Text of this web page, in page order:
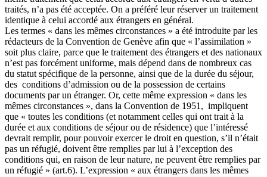
traités, n’a pas été acceptée. On a préféré leur réserver un traitement
identique à celui accordé aux étrangers en général.
Les termes « dans les mêmes circonstances » a été introduite par les
rédacteurs de la Convention de Genève afin que « l’assimilation »
soit plus claire, parce que le traitement des étrangers et des nationaux
n’est pas forcément uniforme, mais dépend dans de nombreux cas
du statut spécifique de la personne, ainsi que de la durée du séjour,
des conditions d’admission ou de la possession de certains
documents par un étranger. Or, cette même expression « dans les
mêmes circonstances », dans la Convention de 1951, impliquent
que « toutes les conditions (et notamment celles qui ont trait à la
durée et aux conditions de séjour ou de résidence) que l’intéressé
devrait remplir, pour pouvoir exercer le droit en question, s’il n’était
pas un réfugié, doivent être remplies par lui à l’exception des
conditions qui, en raison de leur nature, ne peuvent être remplies par
un réfugié » (art.6). L’expression « aux étrangers dans les mêmes